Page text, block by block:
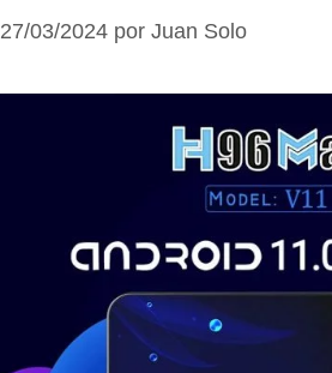
27/03/2024 por Juan Solo